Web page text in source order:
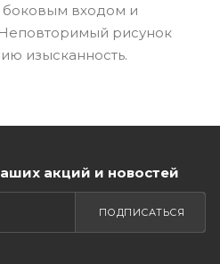
входом и
рисунок
изысканность.
акций и новостей
ПОДПИСАТЬСЯ